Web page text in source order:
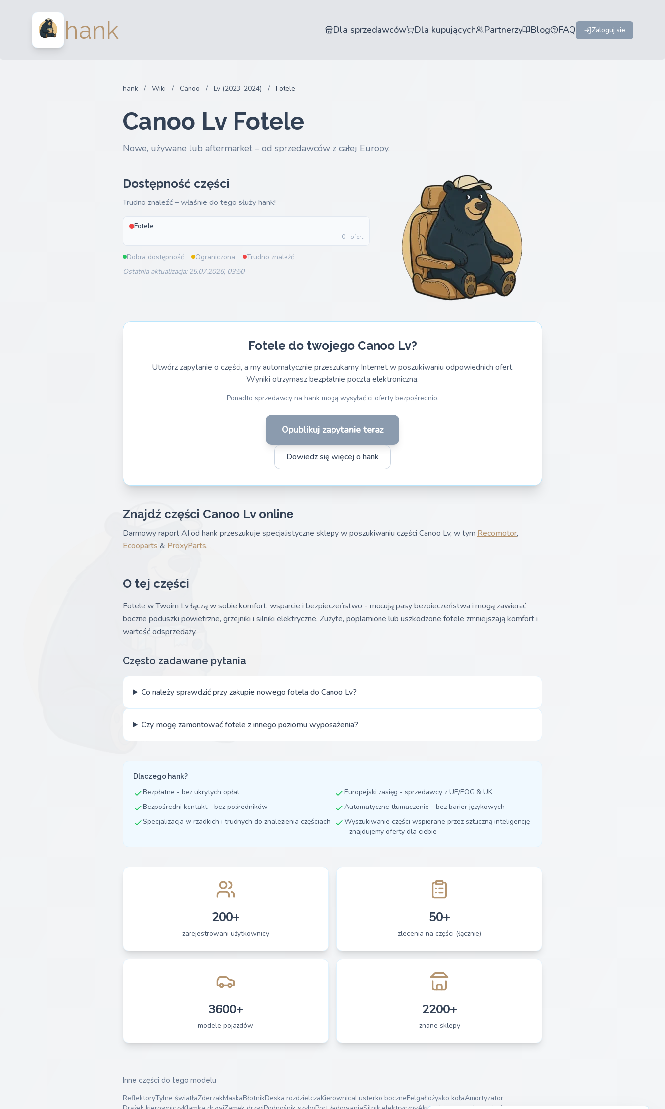
hank Dla sprzedawców Dla kupujących Partnerzy Blog FAQ Zaloguj sie
hank / Wiki / Canoo / Lv (2023–2024) / Fotele
Canoo Lv Fotele
Nowe, używane lub aftermarket – od sprzedawców z całej Europy.
Dostępność części
Trudno znaleźć – właśnie do tego służy hank!
Fotele
0+ ofert
Dobra dostępność Ograniczona
Trudno znaleźć
Ostatnia aktualizacja: 25.07.2026, 03:50
Fotele do twojego Canoo Lv?
Utwórz zapytanie o części, a my automatycznie przeszukamy Internet w poszukiwaniu odpowiednich ofert.
Wyniki otrzymasz bezpłatnie pocztą elektroniczną.
Ponadto sprzedawcy na hank mogą wysyłać ci oferty bezpośrednio.
Opublikuj zapytanie teraz
Dowiedz się więcej o hank
Znajdź części Canoo Lv online
Darmowy raport AI od hank przeszukuje specjalistyczne sklepy w poszukiwaniu części Canoo Lv, w tym Recomotor,
Ecooparts & ProxyParts.
O tej części
Fotele w Twoim Lv łączą w sobie komfort, wsparcie i bezpieczeństwo - mocują pasy bezpieczeństwa i mogą zawierać
boczne poduszki powietrzne, grzejniki i silniki elektryczne. Zużyte, poplamione lub uszkodzone fotele zmniejszają komfort i
wartość odsprzedaży.
Często zadawane pytania
Co należy sprawdzić przy zakupie nowego fotela do Canoo Lv?
Czy mogę zamontować fotele z innego poziomu wyposażenia?
Dlaczego hank?
Bezpłatne - bez ukrytych opłat
Europejski zasięg - sprzedawcy z UE/EOG & UK
Bezpośredni kontakt - bez pośredników
Automatyczne tłumaczenie - bez barier językowych
Specjalizacja w rzadkich i trudnych do znalezienia częściach
Wyszukiwanie części wspierane przez sztuczną inteligencję
- znajdujemy oferty dla ciebie
200+
zarejestrowani użytkownicy
50+
zlecenia na części (łącznie)
3600+
modele pojazdów
2200+
znane sklepy
Inne części do tego modelu
ReflektoryTylne światłaZderzakMaskaBłotnikDeska rozdzielczaKierownicaLusterko boczneFelgaŁożysko kołaAmortyzator